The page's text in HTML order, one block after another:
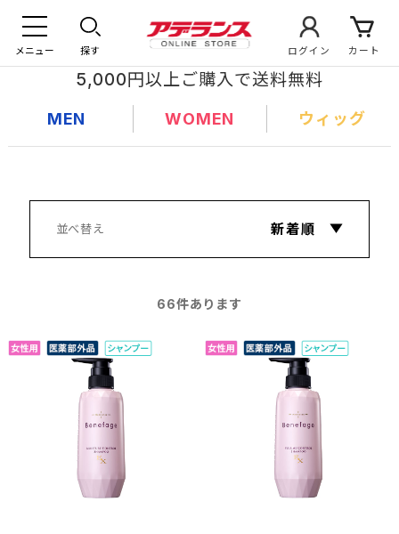
メニュー 探す ログイン カート
5,000円以上ご購入で送料無料
MEN WOMEN ウィッグ
66件あります